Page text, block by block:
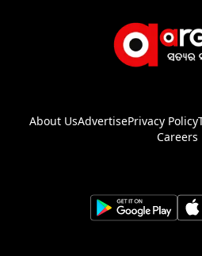
About UsAdvertisePrivacy Policy
Careers